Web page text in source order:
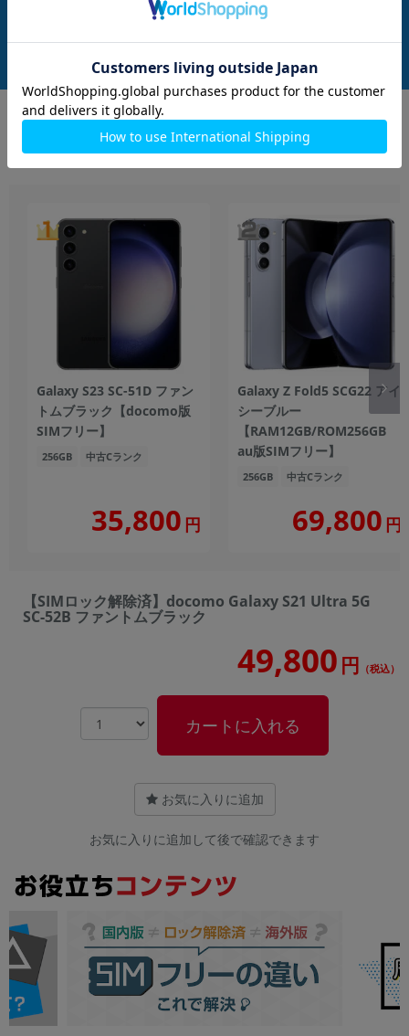
(税込)
発売日：2021/04
付属品: 本体のみ
中古Bランク 49,800 円 (税込) 中古Cランク
Galaxy もっと見る
Galaxy S23 SC-51D ファン
トムブラック【docomo版
SIMフリー】
256GB 中古Cランク
35,800 円
Galaxy Z Fold5 SCG22 アイ
シーブルー
【RAM12GB/ROM256GB
au版SIMフリー】
256GB 中古Cランク
69,800 円
【SIMロック解除済】docomo Galaxy S21 Ultra 5G
SC-52B ファントムブラック
49,800 円 （税込）
カートに入れる
お気に入りに追加
お気に入りに追加して後で確認できます